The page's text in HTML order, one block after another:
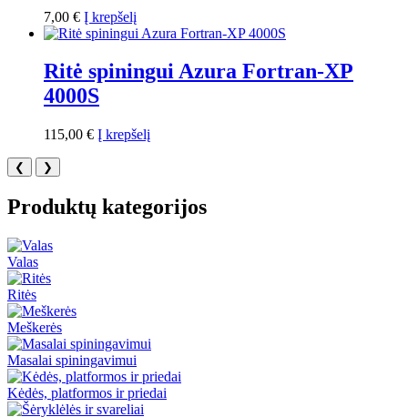
7,00 € Į krepšelį
Ritė spiningui Azura Fortran-XP
4000S
115,00 € Į krepšelį
❮ ❯
Produktų kategorijos
Valas
Ritės
Meškerės
Masalai spiningavimui
Kėdės, platformos ir priedai